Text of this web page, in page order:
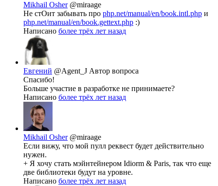
Mikhail Osher @miraage
Не стОит забывать про php.net/manual/en/book.intl.php и
php.net/manual/en/book.gettext.php :)
Написано более трёх лет назад
Евгений @Agent_J Автор вопроса
Спасибо!
Больше участие в разработке не принимаете?
Написано более трёх лет назад
Mikhail Osher @miraage
Если вижу, что мой пулл реквест будет действительно
нужен.
+ Я хочу стать мэйнтейнером Idiorm & Paris, так что еще
две библиотеки будут на уровне.
Написано более трёх лет назад